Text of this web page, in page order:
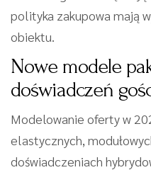
polityka zakupowa mają
obiektu.
Nowe modele
doświadczeń
Modelowanie oferty w
elastycznych,
doświadczeniach